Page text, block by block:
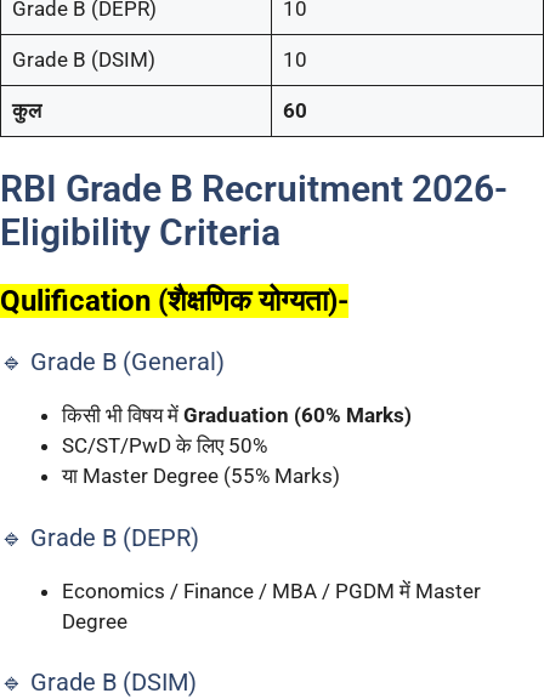
Grade B (DEPR) 10
Grade B (DSIM) 10
कुल 60
RBI Grade B Recruitment 2026-
Eligibility Criteria
Qulification (शैक्षणिक योग्यता)-
🔹 Grade B (General)
किसी भी विषय में Graduation (60% Marks)
SC/ST/PwD के लिए 50%
या Master Degree (55% Marks)
🔹 Grade B (DEPR)
Economics / Finance / MBA / PGDM में Master
Degree
🔹 Grade B (DSIM)